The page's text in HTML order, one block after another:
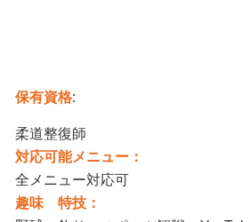
保有資格:
柔道整復師
対応可能メニュー：
全メニュー対応可
趣味 特技：